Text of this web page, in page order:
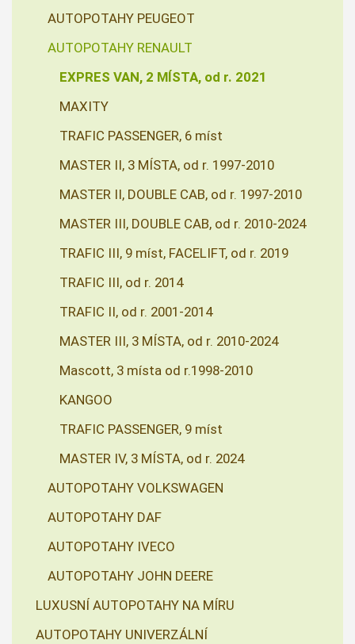
AUTOPOTAHY PEUGEOT
AUTOPOTAHY RENAULT
EXPRES VAN, 2 MÍSTA, od r. 2021
MAXITY
TRAFIC PASSENGER, 6 míst
MASTER II, 3 MÍSTA, od r. 1997-2010
MASTER II, DOUBLE CAB, od r. 1997-2010
MASTER III, DOUBLE CAB, od r. 2010-2024
TRAFIC III, 9 míst, FACELIFT, od r. 2019
TRAFIC III, od r. 2014
TRAFIC II, od r. 2001-2014
MASTER III, 3 MÍSTA, od r. 2010-2024
Mascott, 3 místa od r.1998-2010
KANGOO
TRAFIC PASSENGER, 9 míst
MASTER IV, 3 MÍSTA, od r. 2024
AUTOPOTAHY VOLKSWAGEN
AUTOPOTAHY DAF
AUTOPOTAHY IVECO
AUTOPOTAHY JOHN DEERE
LUXUSNÍ AUTOPOTAHY NA MÍRU
AUTOPOTAHY UNIVERZÁLNÍ